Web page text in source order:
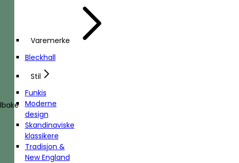
Varemerke
Bleckhall
Stil
Funkis
Moderne
design
Skandinaviske
klassikere
Tradisjon &
New England